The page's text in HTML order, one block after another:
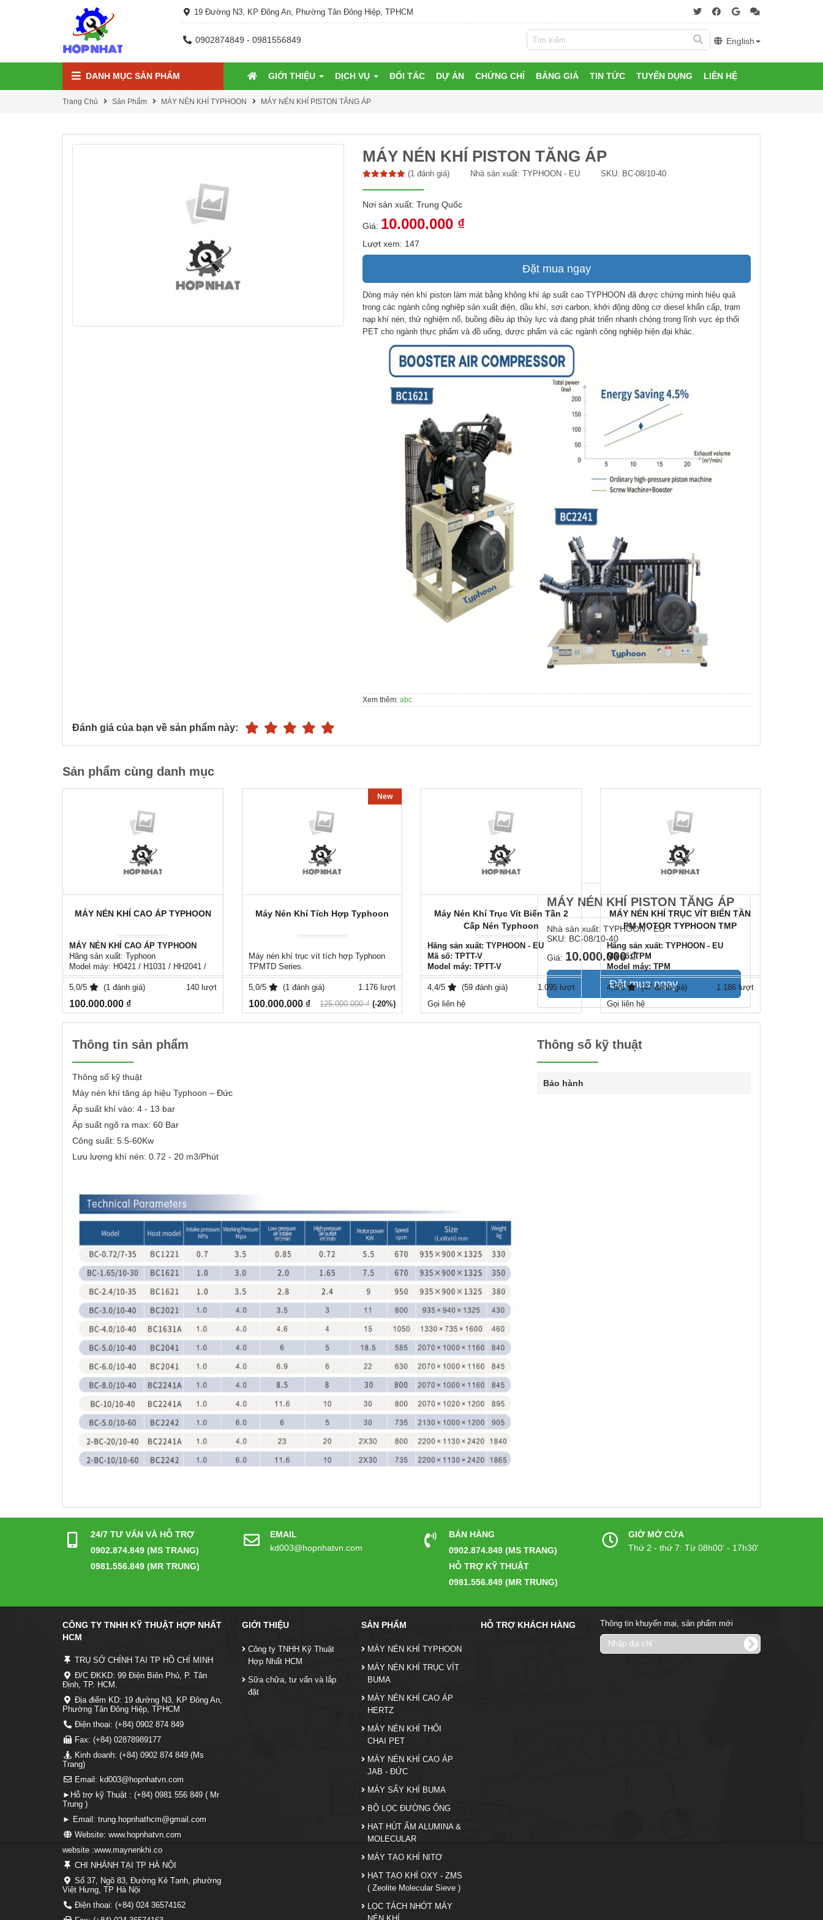
19 Đường N3, KP Đông An, Phường Tân Đông Hiệp, TPHCM
0902874849 - 0981556849 English
DANH MỤC SẢN PHẨM GIỚI THIỆU DỊCH VỤ ĐỐI TÁC DỰ ÁN CHỨNG CHỈ BẢNG GIÁ TIN TỨC TUYỂN DỤNG LIÊN HỆ
Trang Chủ Sản Phẩm MÁY NÉN KHÍ TYPHOON MÁY NÉN KHÍ PISTON TĂNG ÁP
MÁY NÉN KHÍ PISTON TĂNG ÁP
(1 đánh giá) Nhà sản xuất:TYPHOON - EU SKU: BC-08/10-40
Nơi sản xuất: Trung Quốc
Giá: 10.000.000 ₫
Lượt xem: 147
Đặt mua ngay
Dòng máy nén khí piston làm mát bằng không khí áp suất cao TYPHOON đã được chứng minh hiệu quả
trong các ngành công nghiệp sản xuất điện, dầu khí, sợi carbon, khởi động động cơ diesel khẩn cấp, trạm
nạp khí nén, thử nghiệm nổ, buồng điều áp thủy lực và đang phát triển nhanh chóng trong lĩnh vực ép thổi
PET cho ngành thực phẩm và đồ uống, dược phẩm và các ngành công nghiệp hiện đại khác.
Xem thêm:abc
Đánh giá của bạn về sản phẩm này:
Sản phẩm cùng danh mục
MÁY NÉN KHÍ CAO ÁP TYPHOON
MÁY NÉN KHÍ CAO ÁP TYPHOON
Hãng sản xuất: Typhoon
Model máy: H0421 / H1031 / HH2041 /
H0221A / HH2541 / HH1031 / H1041 /
H0221 / 20T4 / H20T4 / H20T6
Pressure Air Compressor)
Áp suất cao, vận hành ổn định
Đa dạng model, đáp ứng nhiều nhu cầu
sử dụng
Hiệu suất làm việc bền bỉ, liên tục
Thiết kế chắc chắn, độ bền cao
Phù hợp hệ thống khí nén công nghiệp
và thổi chai PET
Tiết kiệm chi phí vận hành, dễ bảo trì
5,0/5 (1 đánh giá) 140 lượt
100.000.000 ₫
New
Máy Nén Khí Tích Hợp Typhoon
Máy nén khí trục vít tích hợp Typhoon
TPMTD Series.
- Công suất: từ 5.5 KW (7.5HP) - 22 KW
(30HP)
15Kg/cm2
5,0/5 (1 đánh giá) 1.176 lượt
100.000.000 ₫ 125.000.000 ₫ (-20%)
Máy Nén Khí Trục Vít Biến Tần 2
Cấp Nén Typhoon
Hãng sản xuất: TYPHOON - EU
Mã số: TPTT-V
Model máy: TPTT-V
4,4/5 (59 đánh giá)
1.095 lượt
Gọi liên hệ
MÁY NÉN KHÍ TRỤC VÍT BIẾN TẦN
PM MOTOR TYPHOON TMP
SERIES
Hãng sản xuất: TYPHOON - EU
Mã số: TPM
Model máy: TPM
4,5/5 (47 đánh giá)
1.186 lượt
Gọi liên hệ
Thông số kỹ thuật
Bảo hành
MÁY NÉN KHÍ PISTON TĂNG ÁP
Nhà sản xuất: TYPHOON - EU
SKU: BC-08/10-40
Giá: 10.000.000 ₫
Đặt mua ngay
Thông tin sản phẩm
Thông số kỹ thuật
Máy nén khí tăng áp hiệu Typhoon – Đức
Áp suất khí vào: 4 - 13 bar
Áp suất ngõ ra max: 60 Bar
Công suất: 5.5-60Kw
Lưu lượng khí nén: 0.72 - 20 m3/Phút
24/7 TƯ VẤN VÀ HỖ TRỢ
0902.874.849 (MS TRANG)
0981.556.849 (MR TRUNG)
EMAIL
kd003@hopnhatvn.com
BÁN HÀNG
0902.874.849 (MS TRANG)
HỖ TRỢ KỸ THUẬT
0981.556.849 (MR TRUNG)
GIỜ MỞ CỬA
Thứ 2 - thứ 7: Từ 08h00' - 17h30'
CÔNG TY TNHH KỸ THUẬT HỢP NHẤT
HCM
TRỤ SỞ CHÍNH TẠI TP HỒ CHÍ MINH
Đ/C ĐKKD: 99 Điện Biên Phủ, P. Tân
Định, TP. HCM.
Địa điểm KD: 19 đường N3, KP Đông An,
Phường Tân Đông Hiệp, TPHCM
Điện thoại: (+84) 0902 874 849
Fax: (+84) 02878989177
Kinh doanh: (+84) 0902 874 849 (Ms
Trang)
Email: kd003@hopnhatvn.com
►Hỗ trợ kỹ Thuật : (+84) 0981 556 849 ( Mr
Trung )
► Email: trung.hopnhathcm@gmail.com
Website: www.hopnhatvn.com
website :www.maynenkhi.co
CHI NHÁNH TẠI TP HÀ NỘI
Số 37, Ngõ 83, Đường Kẻ Tạnh, phường
Việt Hưng, TP Hà Nội
Điện thoại: (+84) 024 36574162
GIỚI THIỆU
Công ty TNHH Kỹ Thuật
Hợp Nhất HCM
Sữa chữa, tư vấn và lắp
đặt
SẢN PHẨM
MÁY NÉN KHÍ TYPHOON
MÁY NÉN KHÍ TRỤC VÍT
BUMA
MÁY NÉN KHÍ CAO ÁP
HERTZ
MÁY NÉN KHÍ THỔI
CHAI PET
MÁY NÉN KHÍ CAO ÁP
JAB - ĐỨC
MÁY SẤY KHÍ BUMA
BỘ LỌC ĐƯỜNG ỐNG
HẠT HÚT ẨM ALUMINA &
MOLECULAR
MÁY TẠO KHÍ NITƠ
HẠT TẠO KHÍ OXY - ZMS
( Zeolite Molecular Sieve )
LỌC TÁCH NHỚT MÁY
HỖ TRỢ KHÁCH HÀNG Thông tin khuyến mại, sản phẩm mới